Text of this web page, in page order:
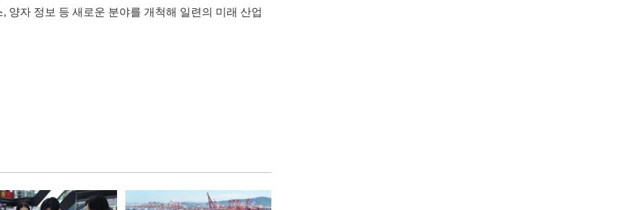
양자 정보 등 새로운 분야를 개척해 일련의 미래 산업